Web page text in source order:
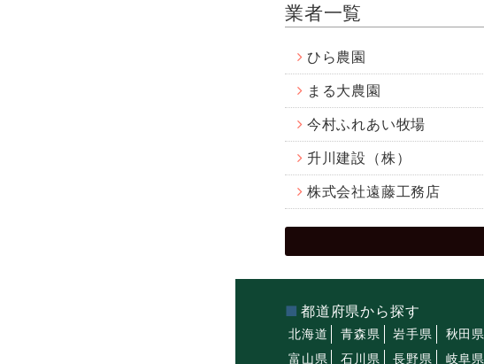
業者一覧
ひら農園
まる大農園
今村ふれあい牧場
升川建設（株）
株式会社遠藤工務店
都道府県から探す
北海道 青森県 岩手県 秋田県
富山県
石川県 長野県 岐阜県